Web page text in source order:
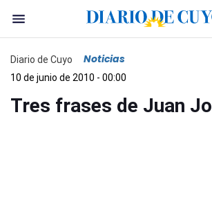
Diario de Cuyo Noticias
10 de junio de 2010 - 00:00
Tres frases de Juan